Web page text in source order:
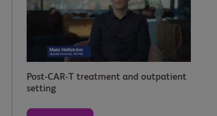
Post-CAR-T treatment and outpatient
setting